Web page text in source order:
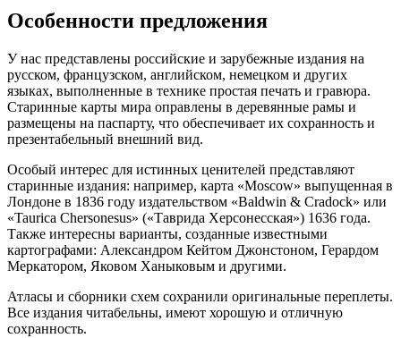
Особенности предложения
У нас представлены российские и зарубежные издания на
русском, французском, английском, немецком и других
языках, выполненные в технике простая печать и гравюра.
Старинные карты мира оправлены в деревянные рамы и
размещены на паспарту, что обеспечивает их сохранность и
презентабельный внешний вид.
Особый интерес для истинных ценителей представляют
старинные издания: например, карта «Moscow» выпущенная в
Лондоне в 1836 году издательством «Baldwin & Cradock» или
«Taurica Chersonesus» («Таврида Херсонесская») 1636 года.
Также интересны варианты, созданные известными
картографами: Александром Кейтом Джонстоном, Герардом
Меркатором, Яковом Ханыковым и другими.
Атласы и сборники схем сохранили оригинальные переплеты.
Все издания читабельны, имеют хорошую и отличную
сохранность.